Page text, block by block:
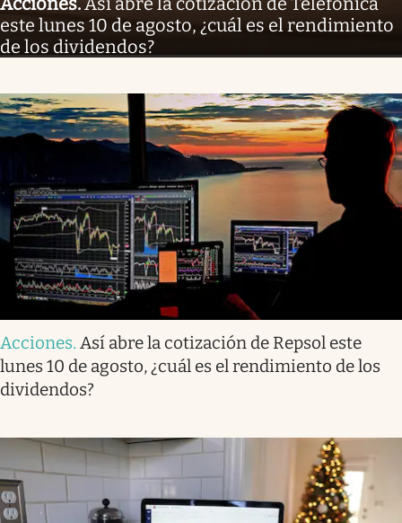
este lunes 10 de agosto, ¿cuál es el rendimiento
de los dividendos?
Acciones. Así abre la cotización de Repsol este
lunes 10 de agosto, ¿cuál es el rendimiento de los
dividendos?